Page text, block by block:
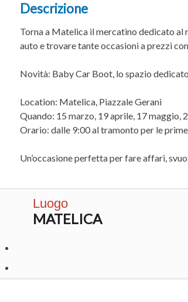
Descrizione
Torna a Matelica il mercatino dedicato al
auto e trovare tante occasioni a prezzi
Novità: Baby Car Boot, lo spazio
Location: Matelica, Piazzale Gerani
Quando: 15 marzo, 19 aprile, 17 maggio,
Orario: dalle 9:00 al tramonto per le
Un’occasione perfetta per fare affari,
Luogo
MATELICA